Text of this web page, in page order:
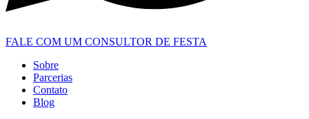
FALE COM UM CONSULTOR DE FESTA
Sobre
Parcerias
Contato
Blog